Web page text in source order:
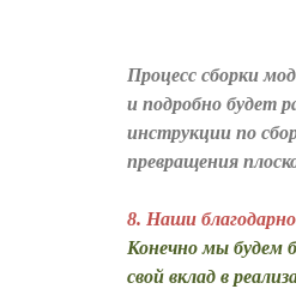
Процесс сборки
и подробно будет
инструкции по
превращения
8. Наши
Конечно мы будем
свой вклад в